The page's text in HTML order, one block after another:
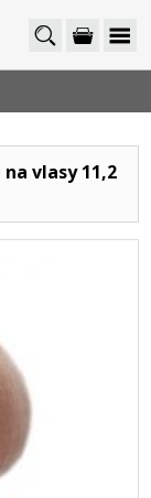
vlasy 11,2